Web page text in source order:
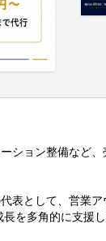
ション整備など、
表として、営業ア
を多角的に支援